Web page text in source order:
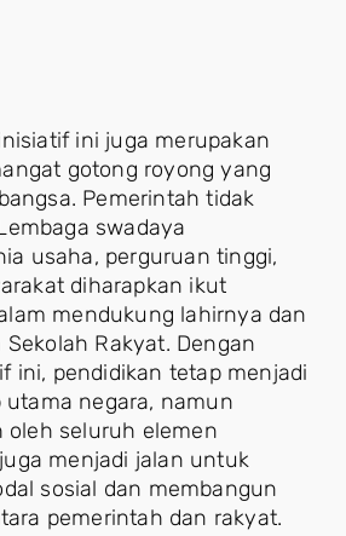
ini juga merupakan
gotong royong yang
Pemerintah tidak
swadaya
usaha, perguruan tinggi,
diharapkan ikut
mendukung lahirnya dan
Rakyat. Dengan
ini, pendidikan tetap menjadi
negara, namun
oleh seluruh elemen
menjadi jalan untuk
sosial dan membangun
pemerintah dan rakyat.